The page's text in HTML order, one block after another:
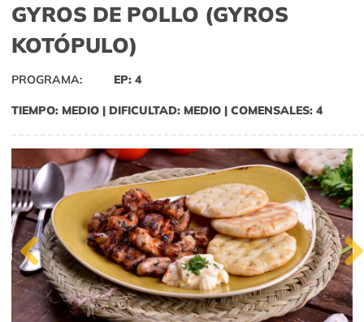
GYROS DE POLLO (GYROS
KOTÓPULO)
PROGRAMA: EP: 4
TIEMPO: MEDIO | DIFICULTAD: MEDIO | COMENSALES: 4
Previous Next